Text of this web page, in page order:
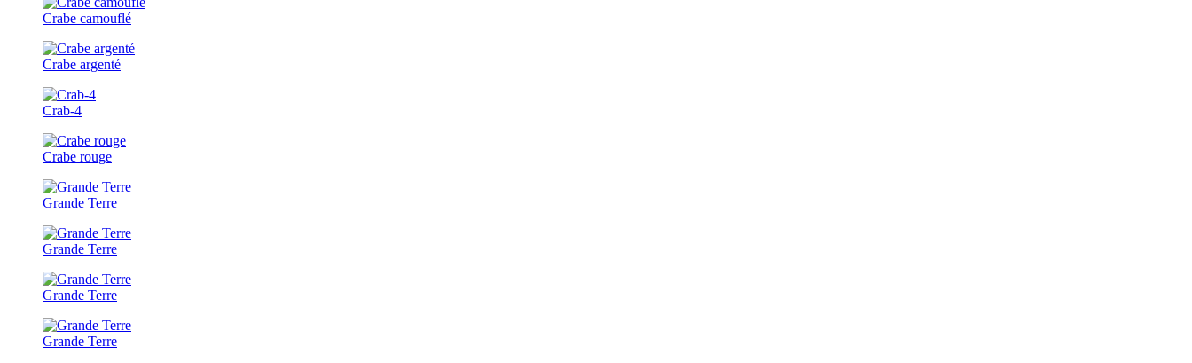
Crabe camouflé
Crabe argenté
Crab-4
Crabe rouge
Grande Terre
Grande Terre
Grande Terre
Grande Terre